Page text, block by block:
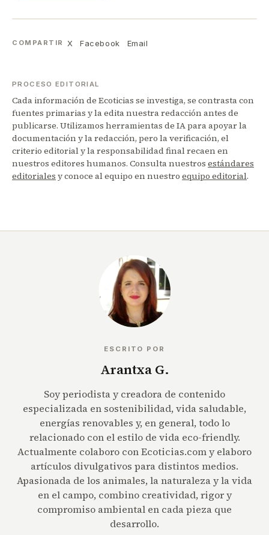
COMPARTIR X Facebook Email
PROCESO EDITORIAL
Cada información de Ecoticias se investiga, se contrasta con
fuentes primarias y la edita nuestra redacción antes de
publicarse. Utilizamos herramientas de IA para apoyar la
documentación y la redacción, pero la verificación, el
criterio editorial y la responsabilidad final recaen en
nuestros editores humanos. Consulta nuestros estándares
editoriales y conoce al equipo en nuestro equipo editorial.
ESCRITO POR
Arantxa G.
Soy periodista y creadora de contenido
especializada en sostenibilidad, vida saludable,
energías renovables y, en general, todo lo
relacionado con el estilo de vida eco-friendly.
Actualmente colaboro con Ecoticias.com y elaboro
artículos divulgativos para distintos medios.
Apasionada de los animales, la naturaleza y la vida
en el campo, combino creatividad, rigor y
compromiso ambiental en cada pieza que
desarrollo.